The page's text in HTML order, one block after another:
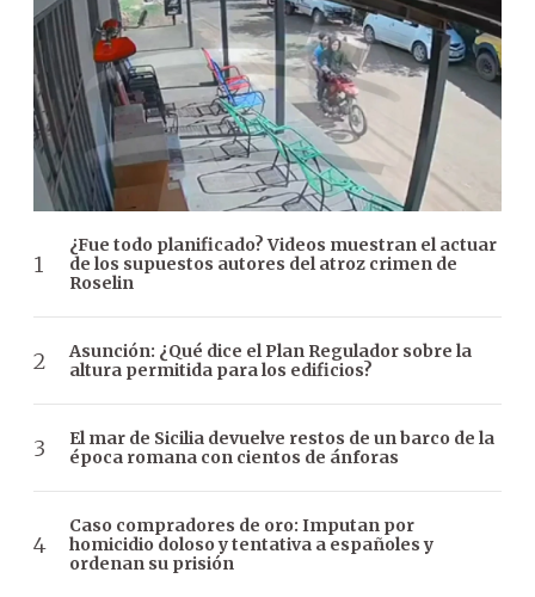
¿Fue todo planificado? Videos muestran el actuar
de los supuestos autores del atroz crimen de
Roselin
Asunción: ¿Qué dice el Plan Regulador sobre la
altura permitida para los edificios?
El mar de Sicilia devuelve restos de un barco de la
época romana con cientos de ánforas
Caso compradores de oro: Imputan por
homicidio doloso y tentativa a españoles y
ordenan su prisión